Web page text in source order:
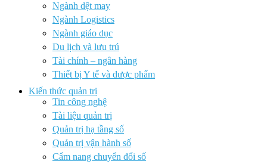
Ngành dệt may
Ngành Logistics
Ngành giáo dục
Du lịch và lưu trú
Tài chính – ngân hàng
Thiết bị Y tế và dược phẩm
Kiến thức quản trị
Tin công nghệ
Tài liệu quản trị
Quản trị hạ tầng số
Quản trị vận hành số
Cẩm nang chuyển đổi số